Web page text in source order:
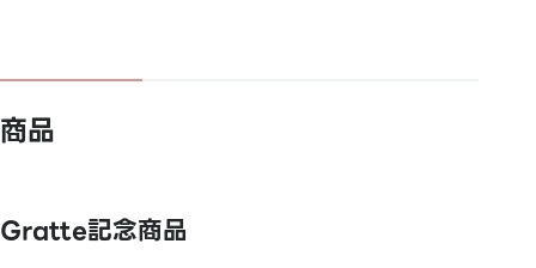
商品
Gratte記念商品